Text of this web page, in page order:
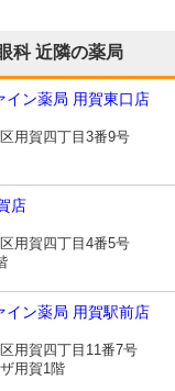
科近隣の薬局
イン薬局 用賀東口店
用賀四丁目3番9号
店
用賀四丁目4番5号
イン薬局 用賀駅前店
用賀四丁目11番7号
用賀1階